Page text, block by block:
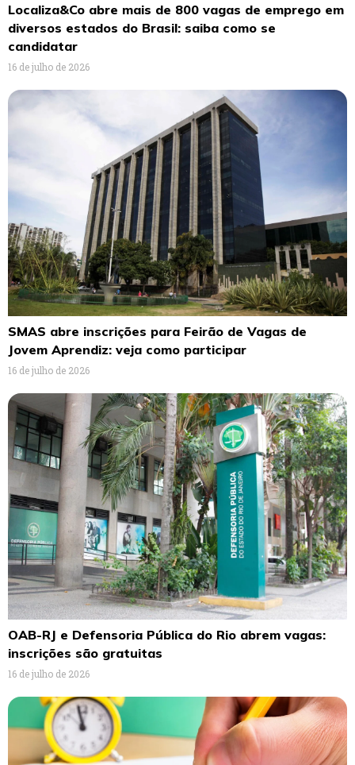
Localiza&Co abre mais de 800 vagas de emprego em
diversos estados do Brasil: saiba como se
candidatar
16 de julho de 2026
SMAS abre inscrições para Feirão de Vagas de
Jovem Aprendiz: veja como participar
16 de julho de 2026
OAB-RJ e Defensoria Pública do Rio abrem vagas:
inscrições são gratuitas
16 de julho de 2026